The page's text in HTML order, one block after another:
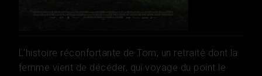
L’histoire réconfortante de Tom, un retraité dont la
femme vient de décéder, qui voyage du point le